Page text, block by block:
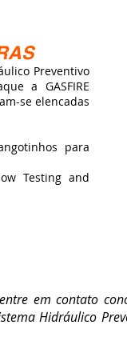
Preventivo
a GASFIRE
se elencadas
para
Testing and
em contato
Hidráulico